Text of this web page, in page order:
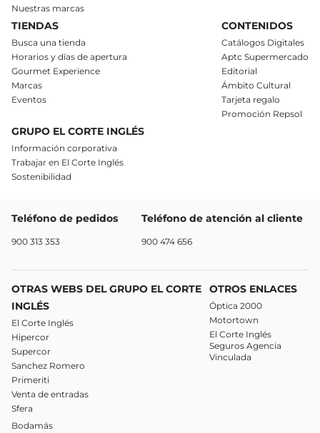
Nuestras marcas
TIENDAS
Busca una tienda
Horarios y días de apertura
Gourmet Experience
Marcas
Eventos
CONTENIDOS
Catálogos Digitales
Aptc Supermercado
Editorial
Ámbito Cultural
Tarjeta regalo
Promoción Repsol
GRUPO EL CORTE INGLÉS
Información corporativa
Trabajar en El Corte Inglés
Sostenibilidad
Teléfono de pedidos
900 313 353
Teléfono de atención al cliente
900 474 656
OTRAS WEBS DEL GRUPO EL CORTE
INGLÉS
El Corte Inglés
Hipercor
Supercor
Sanchez Romero
Primeriti
Venta de entradas
Sfera
Bodamás
OTROS ENLACES
Óptica 2000
Motortown
El Corte Inglés
Seguros Agencia
Vinculada